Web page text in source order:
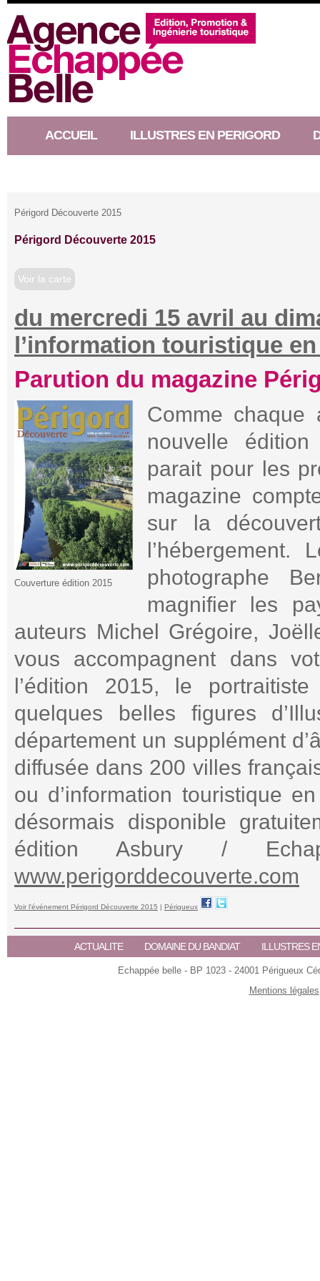
ACCUEIL ILLUSTRES EN PERIGORD
Périgord Découverte 2015
Périgord Découverte 2015
Voir la carte
du mercredi 15 avril au
l’information touristique
Parution du magazine
Couverture édition 2015
Comme chaque
nouvelle
parait pour les
magazine
sur la
photographe
magnifier les
auteurs Michel Grégoire,
vous accompagnent dans
l’édition 2015, le
quelques belles figures
département un supplément
diffusée dans 200 villes
ou d’information touristique
désormais disponible
édition Asbury /
www.perigorddecouverte.com
Voir l'événement Périgord Découverte 2015 | Périgueux
ACTUALITE DOMAINE DU BANDIAT ILLUSTRES
Echappée belle - BP 1023 - 24001 Périgueux
Mentions légales